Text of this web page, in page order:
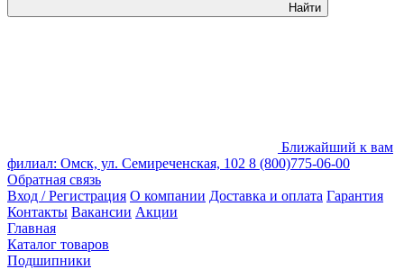
Найти
Ближайший к вам
филиал: Омск, ул. Семиреченская, 102 8 (800)775-06-00
Обратная связь
Вход / Регистрация О компании Доставка и оплата Гарантия
Контакты Вакансии Акции
Главная
Каталог товаров
Подшипники